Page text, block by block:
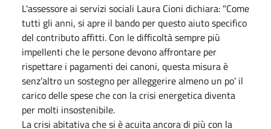
L'assessore ai servizi sociali Laura Cioni dichiara: "Come
tutti gli anni, si apre il bando per questo aiuto specifico
del contributo affitti. Con le difficoltà sempre più
impellenti che le persone devono affrontare per
rispettare i pagamenti dei canoni, questa misura è
senz’altro un sostegno per alleggerire almeno un po' il
carico delle spese che con la crisi energetica diventa
per molti insostenibile.
La crisi abitativa che si è acuita ancora di più con la